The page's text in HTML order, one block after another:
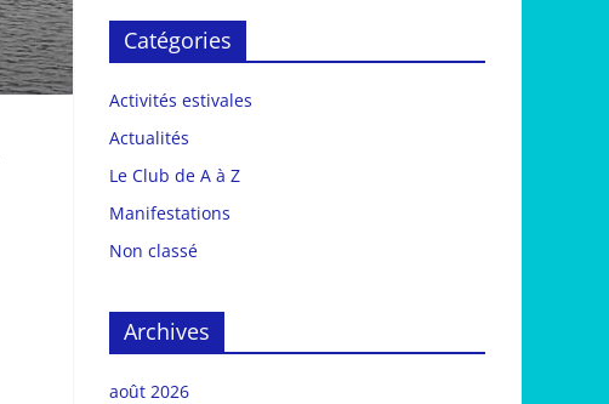
Catégories
Activités estivales
Actualités
Le Club de A à Z
Manifestations
Non classé
Archives
août 2026